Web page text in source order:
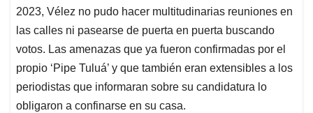
2023, Vélez no pudo hacer multitudinarias reuniones en
las calles ni pasearse de puerta en puerta buscando
votos. Las amenazas que ya fueron confirmadas por el
propio ‘Pipe Tuluá’ y que también eran extensibles a los
periodistas que informaran sobre su candidatura lo
obligaron a confinarse en su casa.